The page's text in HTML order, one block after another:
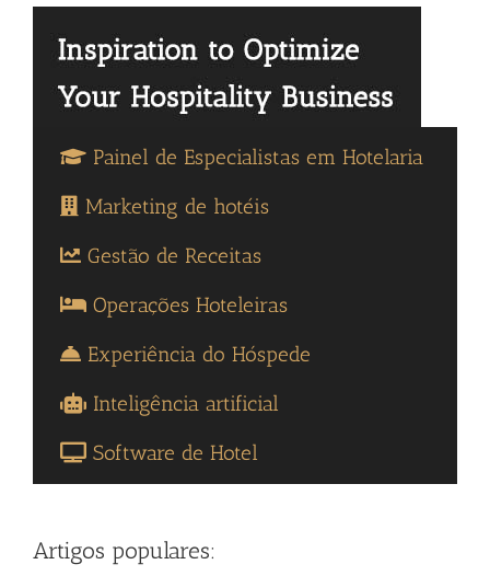
Painel de Especialistas em Hotelaria
Marketing de hotéis
Gestão de Receitas
Operações Hoteleiras
Experiência do Hóspede
Inteligência artificial
Software de Hotel
Artigos populares: